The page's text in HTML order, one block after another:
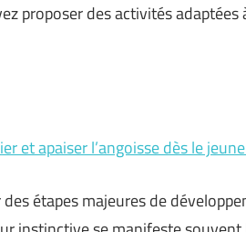
proposer des activités adaptées
et apaiser l’angoisse dès le
étapes majeures de